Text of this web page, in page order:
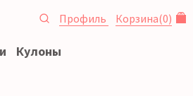
Профиль Корзина(0)
Кулоны